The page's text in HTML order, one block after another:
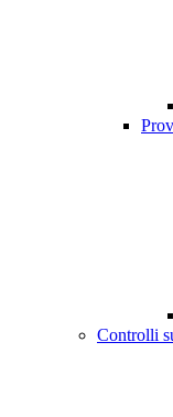
Controlli